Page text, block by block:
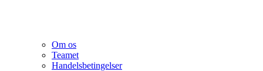
Om os
Teamet
Handelsbetingelser